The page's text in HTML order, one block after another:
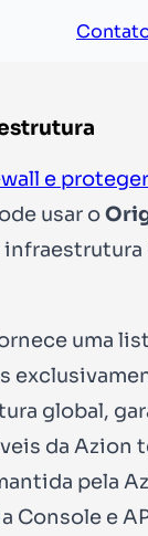
e
usar o
uma
global,
da Azion
pela
Console e